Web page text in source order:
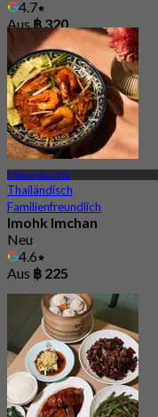
4.7
Aus฿ 320
Khlong Sam Wa
Thailändisch
Familienfreundlich
Imohk Imchan
Neu
4.6
Aus ฿ 225